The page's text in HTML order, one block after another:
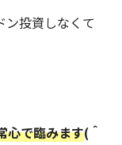
ン投資しなくて
心で臨みます(＾